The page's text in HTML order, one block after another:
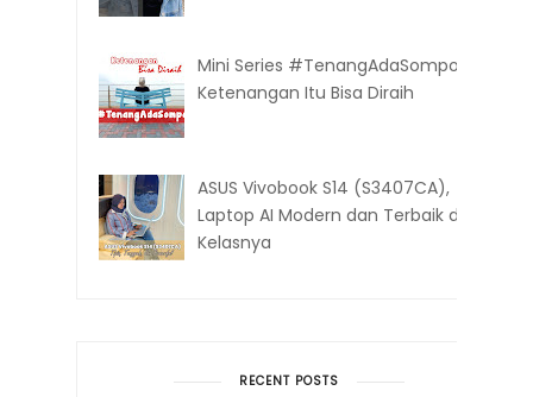
Mini Series #TenangAdaSompo:
Ketenangan Itu Bisa Diraih
ASUS Vivobook S14 (S3407CA),
Laptop AI Modern dan Terbaik di
Kelasnya
RECENT POSTS